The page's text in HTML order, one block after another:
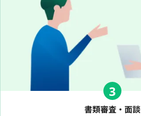
3
書類審査・面談